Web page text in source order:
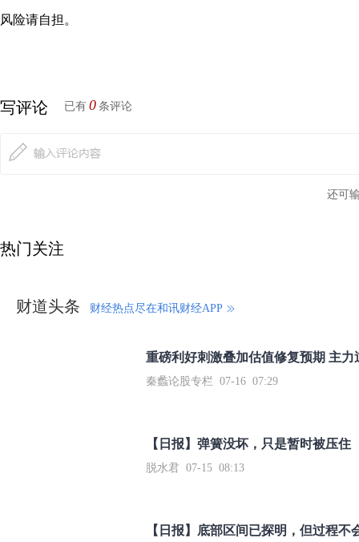
风险请自担。
写评论 已有 0 条评论
还可
热门关注
财道头条 财经热点尽在和讯财经APP
秦蠡论股专栏 07-16 07:29
【日报】弹簧没坏，只是暂时被压住
脱水君 07-15 08:13
【日报】底部区间已探明，但过程不